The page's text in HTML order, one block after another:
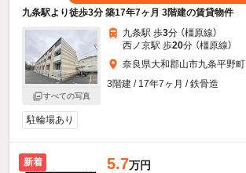
九条駅より徒歩3分 築17年7ヶ月 3階建の賃貸物件
すべての写真
九条駅 歩3分 （橿原線）
西ノ京駅 歩20分 （橿原線）
奈良県大和郡山市九条平野町
3階建 / 17年7ヶ月 / 鉄骨造
駐輪場あり
新着 5.7万円